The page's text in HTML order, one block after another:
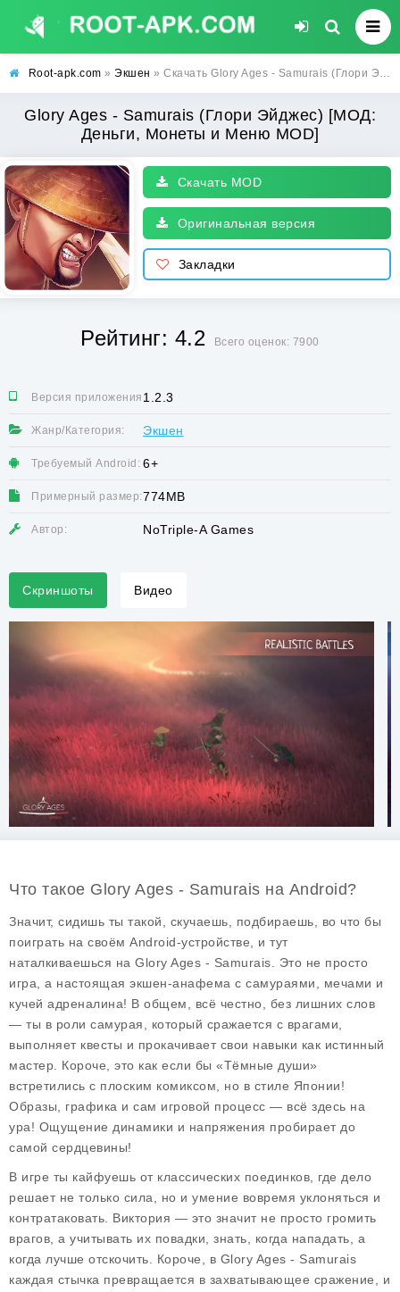
Root-apk.com » Экшен » Скачать Glory Ages - Samurais (Глори Эйджес) [МОД: Деньги, Монеты и Меню MOD] | Взлом Glory Ages - Samurais на Андроид
Glory Ages - Samurais (Глори Эйджес) [МОД:
Деньги, Монеты и Меню MOD]
Скачать MOD
Оригинальная версия
Закладки
Рейтинг: 4.2 Всего оценок: 7900
Версия приложения:1.2.3
Жанр/Категория: Экшен
Требуемый Android: 6+
Примерный размер:774MB
Автор: NoTriple-A Games
Скриншоты Видео
Что такое Glory Ages - Samurais на Android?
Значит, сидишь ты такой, скучаешь, подбираешь, во что бы
поиграть на своём Android-устройстве, и тут
наталкиваешься на Glory Ages - Samurais . Это не просто
игра, а настоящая экшен-анафема с самураями, мечами и
кучей адреналина! В общем, всё честно, без лишних слов
— ты в роли самурая, который сражается с врагами,
выполняет квесты и прокачивает свои навыки как истинный
мастер. Короче, это как если бы «Тёмные души»
встретились с плоским комиксом, но в стиле Японии!
Образы, графика и сам игровой процесс — всё здесь на
ура! Ощущение динамики и напряжения пробирает до
самой сердцевины!
В игре ты кайфуешь от классических поединков, где дело
решает не только сила, но и умение вовремя уклоняться и
контратаковать. Виктория — это значит не просто громить
врагов, а учитывать их повадки, знать, когда нападать, а
когда лучше отскочить. Короче, в Glory Ages - Samurais
каждая стычка превращается в захватывающее сражение, и